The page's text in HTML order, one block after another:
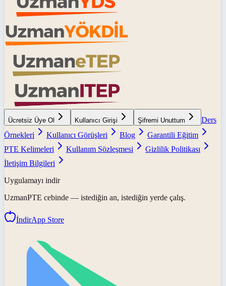
Ücretsiz Üye Ol Kullanıcı Girişi Şifremi Unuttum
Ders
Örnekleri
Kullanıcı Görüşleri Blog
Garantili Eğitim
PTE Kelimeleri
Kullanım Sözleşmesi
Gizlilik Politikası
İletişim Bilgileri
Uygulamayı indir
UzmanPTE cebinde — istediğin an, istediğin yerde çalış.
İndirApp Store